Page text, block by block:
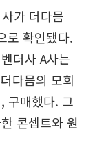
가 더다믐
로 확인됐다.
더사 A사는
다믐의 모회
구매했다. 그
콘셉트와 원